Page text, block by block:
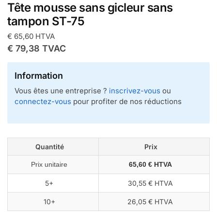
Tête mousse sans gicleur sans
tampon ST-75
€ 65,60 HTVA
€ 79,38 TVAC
Information
Vous êtes une entreprise ? inscrivez-vous ou
connectez-vous pour profiter de nos réductions
Quantité Prix
Prix unitaire 65,60 € HTVA
5+ 30,55 € HTVA
10+ 26,05 € HTVA